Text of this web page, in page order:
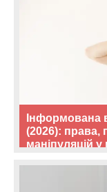
Інформована
(2026): права,
маніпуляцій